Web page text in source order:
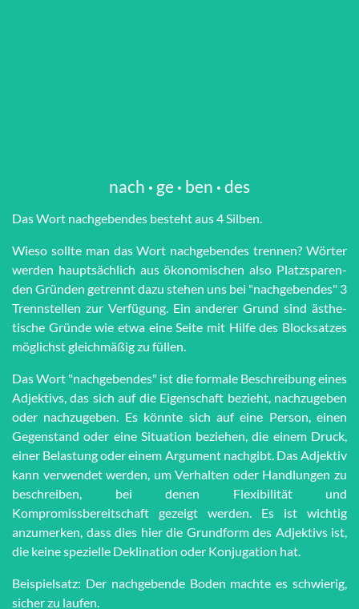
nach · ge · ben · des
Das Wort nach­ge­ben­des besteht aus 4 Silben.
Wieso sollte man das Wort nach­ge­ben­des trennen? Wörter
werden haupt­sächlich aus öko­no­mi­schen also Platz­spar­en­
den Grün­den getrennt dazu stehen uns bei "nach­ge­ben­des" 3
Trenn­stel­len zur Ver­fü­gung. Ein anderer Grund sind äs­the­
tische Grün­de wie et­wa eine Seite mit Hilfe des Block­satzes
möglichst gleich­mä­ßig zu füllen.
Das Wort "nachgebendes" ist die formale Beschreibung eines
Adjektivs, das sich auf die Eigenschaft bezieht, nachzugeben
oder nachzugeben. Es könnte sich auf eine Person, einen
Gegenstand oder eine Situation beziehen, die einem Druck,
einer Belastung oder einem Argument nachgibt. Das Adjektiv
kann verwendet werden, um Verhalten oder Handlungen zu
beschreiben, bei denen Flexibilität und
Kompromissbereitschaft gezeigt werden. Es ist wichtig
anzumerken, dass dies hier die Grundform des Adjektivs ist,
die keine spezielle Deklination oder Konjugation hat.
Beispielsatz: Der nachgebende Boden machte es schwierig,
sicher zu laufen.